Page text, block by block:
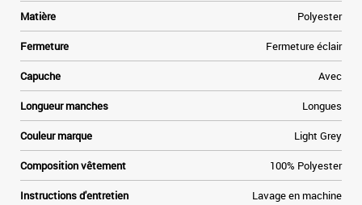
Matière Polyester
Fermeture Fermeture éclair
Capuche Avec
Longueur manches Longues
Couleur marque Light Grey
Composition vêtement 100% Polyester
Instructions d'entretien Lavage en machine